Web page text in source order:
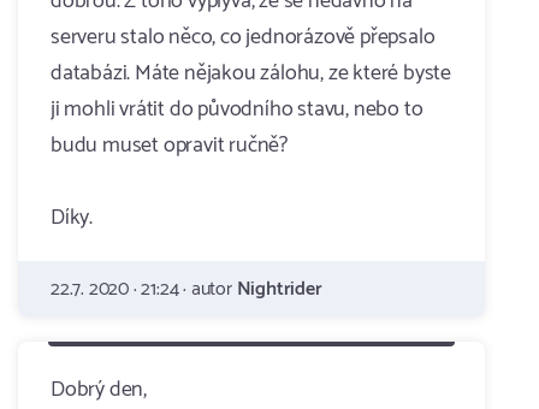
serveru stalo něco, co jednorázově přepsalo
databázi. Máte nějakou zálohu, ze které byste
ji mohli vrátit do původního stavu, nebo to
budu muset opravit ručně?
Díky.
22.7. 2020 · 21:24 · autorNightrider
Dobrý den,